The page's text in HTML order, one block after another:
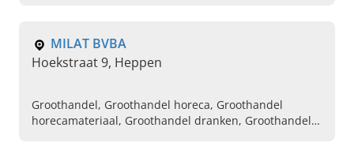
MILAT BVBA
Hoekstraat 9, Heppen
Groothandel, Groothandel horeca, Groothandel
horecamateriaal, Groothandel dranken, Groothandel